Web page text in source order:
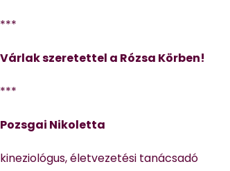
***
Várlak szeretettel a Rózsa Körben!
***
Pozsgai Nikoletta
kineziológus, életvezetési tanácsadó